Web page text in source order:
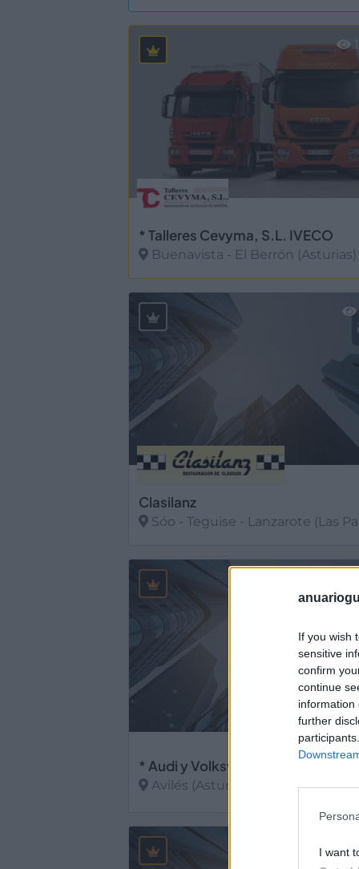
If you wish
sensitive
confirm
continue
information
further
I want
* Talleres Cevyma, S.L. IVECO
Buenavista - El Berrón (Asturias)
Clasilanz
Sóo - Teguise - Lanzarote (Las
Avilés (Asturias)